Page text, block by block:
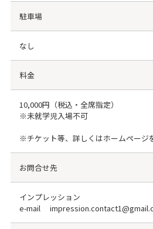
駐車場
なし
料金
10,000円（税込・全席指定）
※未就学児入場不可
※チケット等、詳しくはホームページ
お問合せ先
インプレッション
e-mail